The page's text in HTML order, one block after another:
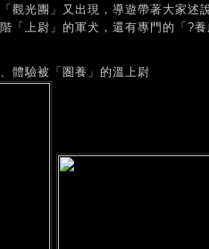
觀光團」又出現，導遊帶著大家述
「上尉」的軍犬，還有專門的「?
體驗被「圏養」的溫上尉